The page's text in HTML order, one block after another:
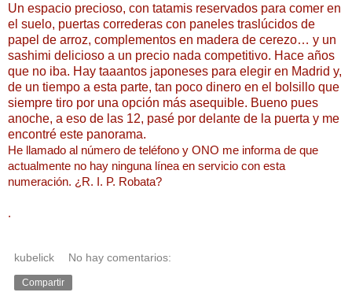
Un espacio precioso, con tatamis reservados para comer en
el suelo, puertas correderas con paneles traslúcidos de
papel de arroz, complementos en madera de cerezo… y un
sashimi delicioso a un precio nada competitivo. Hace años
que no iba. Hay taaantos japoneses para elegir en Madrid y,
de un tiempo a esta parte, tan poco dinero en el bolsillo que
siempre tiro por una opción más asequible. Bueno pues
anoche, a eso de las 12, pasé por delante de la puerta y me
encontré este panorama.
He llamado al número de teléfono y ONO me informa de que
actualmente no hay ninguna línea en servicio con esta
numeración. ¿R. I. P. Robata?
.
kubelick No hay comentarios:
Compartir